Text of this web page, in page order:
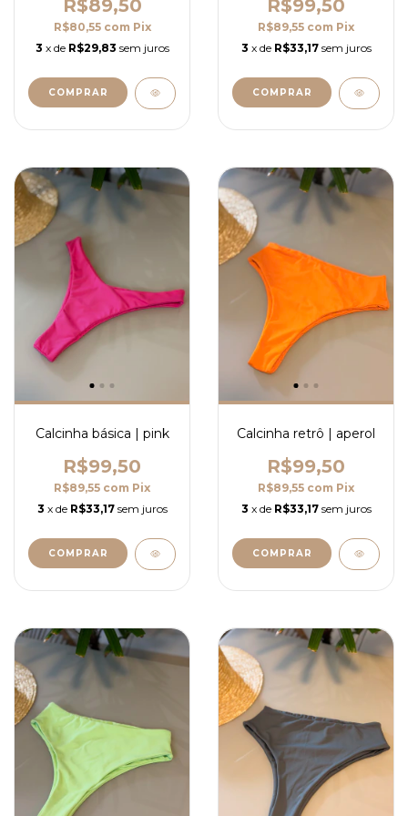
R$89,50
R$80,55 com Pix
3 x de R$29,83 sem juros
COMPRAR
R$99,50
R$89,55 com Pix
3 x de R$33,17 sem juros
COMPRAR
Calcinha básica | pink
R$99,50
R$89,55 com Pix
3 x de R$33,17 sem juros
COMPRAR
Calcinha retrô | aperol
R$99,50
R$89,55 com Pix
3 x de R$33,17 sem juros
COMPRAR